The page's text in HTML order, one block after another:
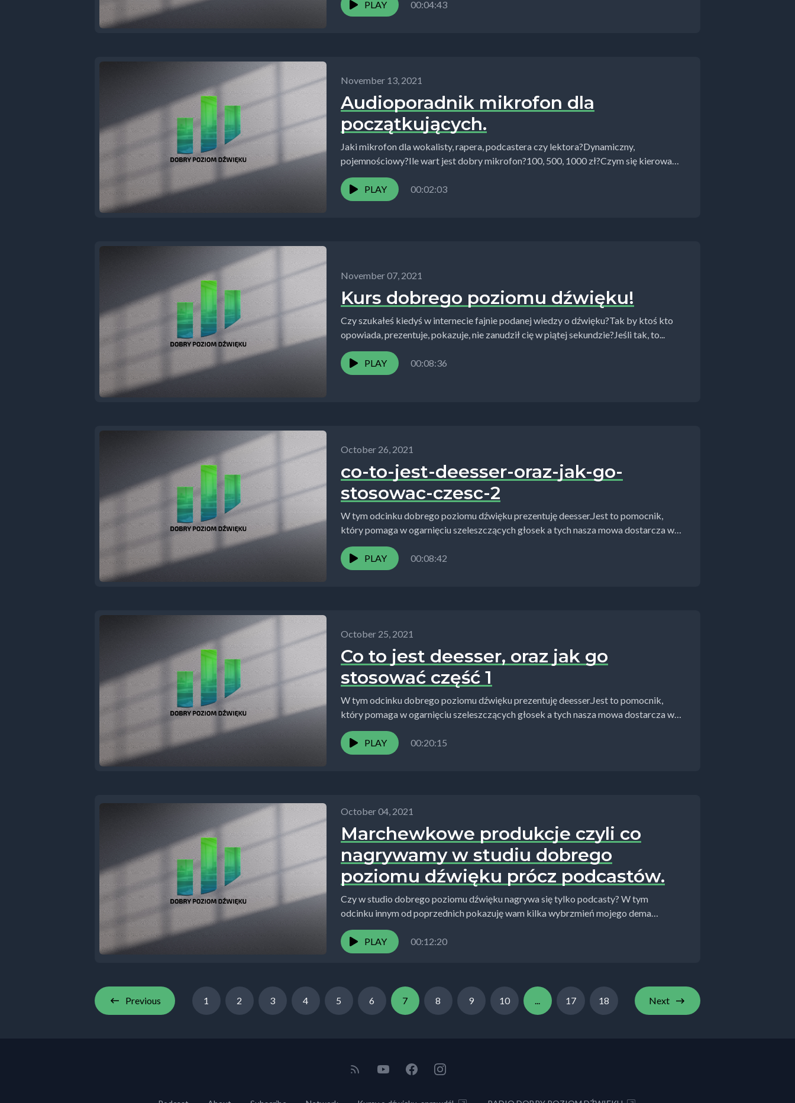
PLAY
00:04:43
November 13, 2021
Audioporadnik mikrofon dla
początkujących.
Jaki mikrofon dla wokalisty, rapera, podcastera czy lektora?Dynamiczny,
pojemnościowy?Ile wart jest dobry mikrofon?100, 500, 1000 zł?Czym się kierować
podczas zakupu mikrofonu.Z tego audioporadnika dowiesz...
PLAY
00:02:03
November 07, 2021
Kurs dobrego poziomu dźwięku!
Czy szukałeś kiedyś w internecie fajnie podanej wiedzy o dźwięku?Tak by ktoś kto
opowiada, prezentuje, pokazuje, nie zanudził cię w piątej sekundzie?Jeśli tak, to...
PLAY 00:08:36
October 26, 2021
co-to-jest-deesser-oraz-jak-go-
stosowac-czesc-2
W tym odcinku dobrego poziomu dźwięku prezentuję deesser.Jest to pomocnik,
który pomaga w ogarnięciu szeleszczących głosek a tych nasza mowa dostarcza w
czytaniu przez...
PLAY
00:08:42
October 25, 2021
Co to jest deesser, oraz jak go
stosować część 1
W tym odcinku dobrego poziomu dźwięku prezentuję deesser.Jest to pomocnik,
który pomaga w ogarnięciu szeleszczących głosek a tych nasza mowa dostarcza w
czytaniu przez...
PLAY
00:20:15
October 04, 2021
Marchewkowe produkcje czyli co
nagrywamy w studiu dobrego
poziomu dźwięku prócz podcastów.
Czy w studio dobrego poziomu dźwięku nagrywa się tylko podcasty? W tym
odcinku innym od poprzednich pokazuję wam kilka wybrzmień mojego dema
lektorskiego, usług...
PLAY
00:12:20
Previous 1 2 3 4 5 6 7 8 9 10 ... 17 18 Next